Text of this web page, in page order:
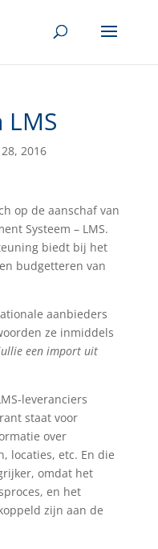
LMS
2016
op de aanschaf van
Systeem – LMS.
biedt bij het
budgetteren van
aanbieders
ze inmiddels
een import uit
leveranciers
staat voor
over
locaties, etc. En die
omdat het
en het
zijn aan de